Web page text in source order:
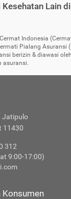
Lain
Indonesia
Pialang Asuransi
berizin & diawasi
asuransi.
Jatipulo
11430
312
9:00-17:00)
Konsumen